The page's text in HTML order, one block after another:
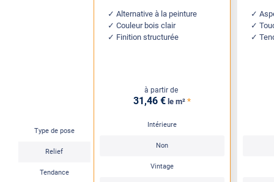
Type de pose
Relief
Tendance
Alternative à la peinture
Couleur bois clair
Finition structurée
à partir de
31 ,46 € le m² *
Intérieure
Non
Vintage